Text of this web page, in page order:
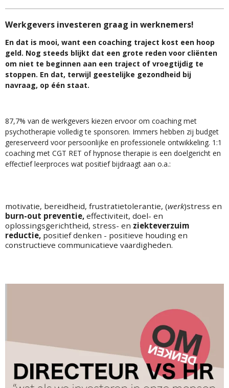
Werkgevers investeren graag in werknemers!
En dat is mooi, want een coaching traject kost een hoop
geld. Nog steeds blijkt dat een grote reden voor cliënten
om niet te beginnen aan een traject of vroegtijdig te
stoppen. En dat, terwijl geestelijke gezondheid bij
navraag, op één staat.
87,7% van de werkgevers kiezen ervoor om coaching met
psychotherapie volledig te sponsoren. Immers hebben zij budget
gereserveerd voor persoonlijke en professionele ontwikkeling. 1:1
coaching met CGT RET of hypnose therapie is een doelgericht en
effectief leerproces wat positief bijdraagt aan o.a.:
motivatie, bereidheid, frustratietolerantie, (werk)stress en
burn-out preventie, effectiviteit, doel- en
oplossingsgerichtheid, stress- en ziekteverzuim
reductie, positief denken - positieve houding en
constructieve communicatieve vaardigheden.